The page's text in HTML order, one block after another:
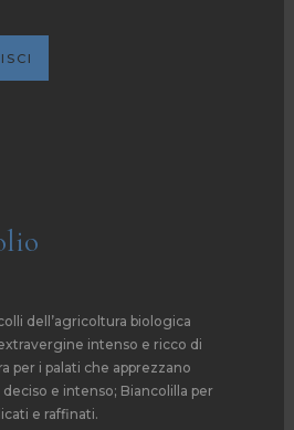
dell’agricoltura biologica
intenso e ricco di
per i palati che apprezzano
deciso e intenso; Biancolilla per
e raffinati.